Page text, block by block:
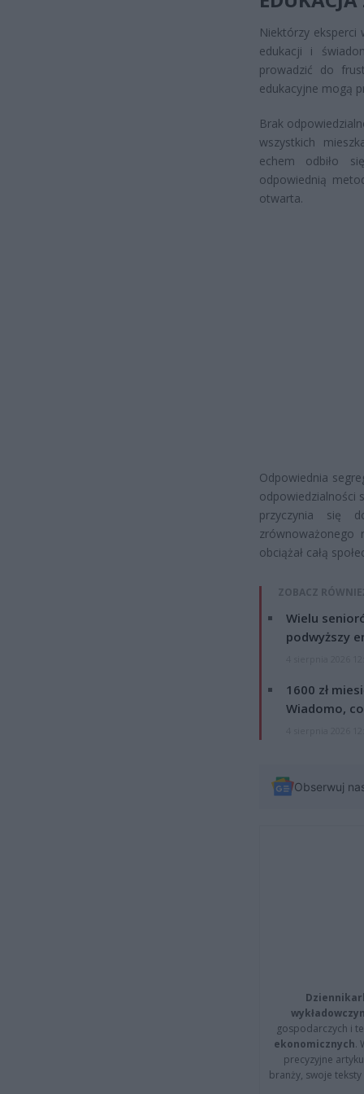
Niektórzy eksperci
edukacji i
prowadzić do
edukacyjne mogą
Brak
wszystkich
echem odbiło
odpowiednią
otwarta.
Odpowiednia
odpowiedzialności
przyczynia się
zrównoważonego
obciążał całą
ZOBACZ
Wielu
podwyższy
1600 zł
Wiadomo,
Obserwuj
gospodarczych i
ekonomicznych.
precyzyjne
branży, swoje